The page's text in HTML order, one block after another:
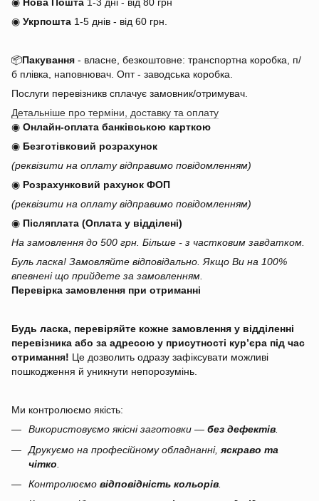
◉ Укрпошта 1-5 днів - від 60 грн.
📦Пакування - власне, безкоштовне: транспортна коробка, п/
б плівка, наповнювач. Опт - заводська коробка.
Послуги перевізникв сплачує замовник/отримувач.
Детальніше про терміни, доставку та оплату
◉ Онлайн-оплата банківською карткою
◉ Безготівковий розрахунок
(реквізити на оплату відправимо повідомленням)
◉ Розрахунковий рахунок ФОП
(реквізити на оплату відправимо повідомленням)
◉ Післяплата (Оплата у відділені)
На замовлення до 500 грн. Більше - з частковим завдатком.
Буль ласка! Замовляйте відповідально. Якщо Ви на 100%
впевнені що прийдете за замовленням.
Перевірка замовлення при отриманні
Будь ласка, перевіряйте кожне замовлення у відділенні
перевізника або за адресою у присутності кур’єра під час
отримання! Це дозволить одразу зафіксувати можливі
пошкодження й уникнути непорозумінь.
Ми контролюємо якість:
Використовуємо якісні заготовки — без дефектів
Друкуємо на професійному обладнанні, яскраво та
чітко
Контролюємо відповідність кольорів